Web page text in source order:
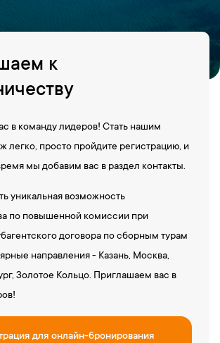
к
в команду лидеров! Стать нашим
легко, просто пройдите регистрацию, и
мы добавим вас в раздел контакты.
уникальная возможность
по повышенной комиссии при
договора по сборным турам
направления - Казань, Москва,
Золотое Кольцо. Приглашаем вас в
для онлайн-бронирования